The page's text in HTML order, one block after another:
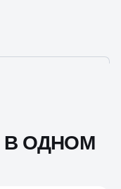
В ОДНОМ